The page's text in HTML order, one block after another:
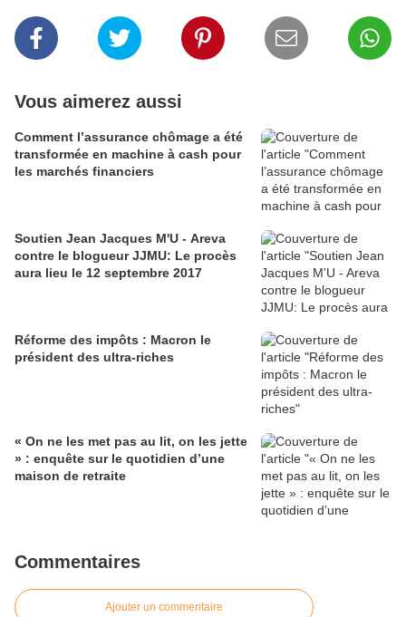
Vous aimerez aussi
Comment l’assurance chômage a été
transformée en machine à cash pour
les marchés financiers
Soutien Jean Jacques M'U - Areva
contre le blogueur JJMU: Le procès
aura lieu le 12 septembre 2017
Réforme des impôts : Macron le
président des ultra-riches
« On ne les met pas au lit, on les jette
» : enquête sur le quotidien d’une
maison de retraite
Commentaires
Ajouter un commentaire